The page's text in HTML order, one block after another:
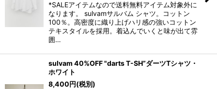
*SALEアイテムなので送料無料アイテム対象外に
なります。 sulvamサルバム シャツ。コットン
100％。高密度に織り上げハリ感の強いコットン
テキスタイルを採用。着込んでいくと味が出て雰
囲…
sulvam 40%OFF "darts T-SH”ダーツTシャツ・
ホワイト
8,400円(税別)